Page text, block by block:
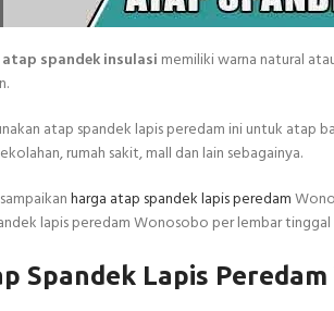
atap spandek insulasi memiliki warna natural
atap spandek lapis peredam ini untuk atap
rumah sakit, mall dan lain sebagainya.
harga atap spandek lapis peredam
lapis peredam Wonosobo per lembar
Spandek Lapis